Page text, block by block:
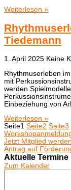
Weiterlesen »
Tiedemann
1. April 2025 Keine
Rhythmuserleben
mit
werden
Einbeziehung von
Weiterlesen »
Seite1 Seite2 Seite3
Jetzt Mitglied werden
Antrag auf
Aktuelle Termine
Zum Kalender